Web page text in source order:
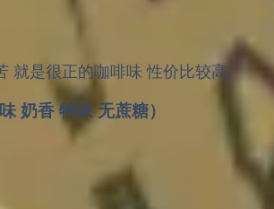
就是很正的咖啡味 性价比较高
奶香 特浓 无蔗糖）